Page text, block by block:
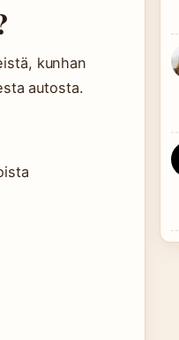
kunhan
autosta.